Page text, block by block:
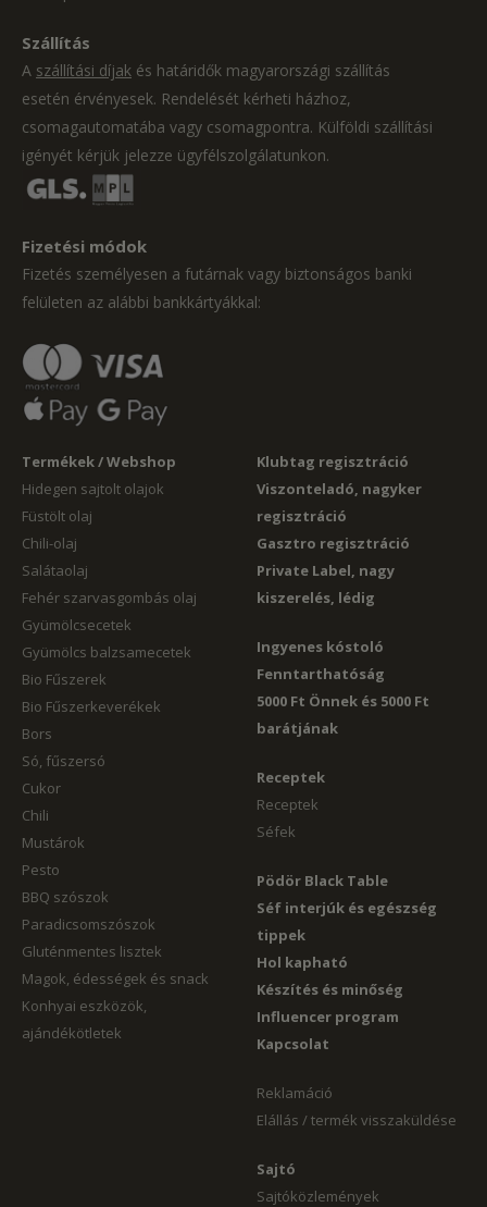
Termékek / Webshop
Hidegen sajtolt olajok
Füstölt olaj
Chili-olaj
Salátaolaj
Fehér szarvasgombás olaj
Gyümölcsecetek
Gyümölcs balzsamecetek
Bio Fűszerek
Bio Fűszerkeverékek
Bors
Só, fűszersó
Cukor
Chili
Mustárok
Pesto
BBQ szószok
Paradicsomszószok
Gluténmentes lisztek
Magok, édességek és snack
Konhyai eszközök,
ajándékötletek
Klubtag regisztráció
Viszonteladó, nagyker
regisztráció
Gasztro regisztráció
Private Label, nagy
kiszerelés, lédig
Ingyenes kóstoló
Fenntarthatóság
5000 Ft Önnek és 5000 Ft
barátjának
Receptek
Receptek
Séfek
Pödör Black Table
Séf interjúk és egészség
tippek
Hol kapható
Készítés és minőség
Influencer program
Kapcsolat
Reklamáció
Elállás / termék visszaküldése
Sajtó
Sajtóközlemények
Szállítás
A szállítási díjak és határidők magyarországi szállítás
esetén érvényesek. Rendelését kérheti házhoz,
csomagautomatába vagy csomagpontra. Külföldi szállítási
igényét kérjük jelezze ügyfélszolgálatunkon.
Fizetési módok
Fizetés személyesen a futárnak vagy biztonságos banki
felületen az alábbi bankkártyákkal: